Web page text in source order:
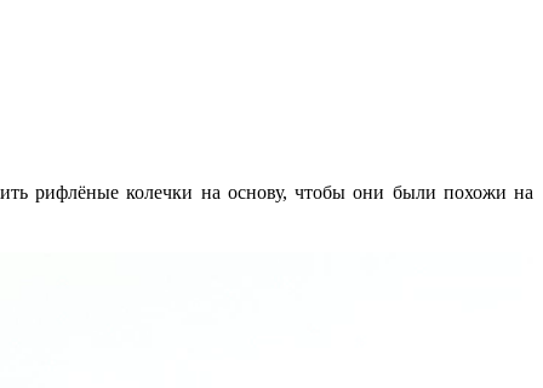
рифлёные колечки на основу, чтобы они были похожи на